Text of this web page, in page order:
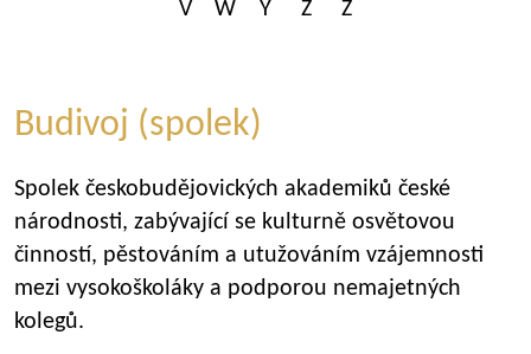
V
W Y Z Ž
Budivoj (spolek)
Spolek českobudějovických akademiků české
národnosti, zabývající se kulturně osvětovou
činností, pěstováním a utužováním vzájemnosti
mezi vysokoškoláky a podporou nemajetných
kolegů.